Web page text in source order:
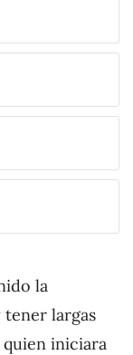
la
largas
quien iniciara